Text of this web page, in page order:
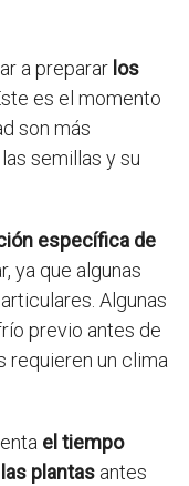
a preparar los
es el momento
son más
semillas y su
específica de
ya que algunas
Algunas
previo antes de
requieren un clima
el tiempo
plantas antes